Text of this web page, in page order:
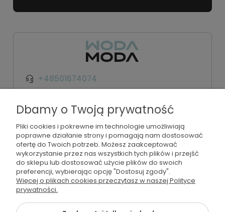
+48501674074
Moje konto
Regulamin i polityka
Płatności i dostawa
Dbamy o Twoją prywatność
Pliki cookies i pokrewne im technologie umożliwiają
poprawne działanie strony i pomagają nam dostosować
ofertę do Twoich potrzeb. Możesz zaakceptować
wykorzystanie przez nas wszystkich tych plików i przejść
do sklepu lub dostosować użycie plików do swoich
preferencji, wybierając opcję "Dostosuj zgody".
Więcej o plikach cookies przeczytasz w naszej Polityce
prywatności.